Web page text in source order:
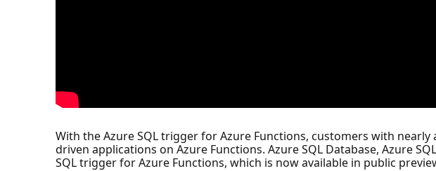
With the Azure SQL trigger for Azure Functions, customers with
driven applications on Azure Functions. Azure SQL Database, Azure
SQL trigger for Azure Functions, which is now available in public